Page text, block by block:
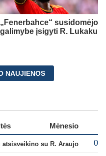
„Fenerbahce“ susidomėjo
galimybe įsigyti R. Lukaku
NAUJIENOS
Mėnesio
su R. Araujo 0